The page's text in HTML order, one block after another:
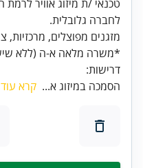
דרישות:
הסמכה במיזוג א... קרא עוד